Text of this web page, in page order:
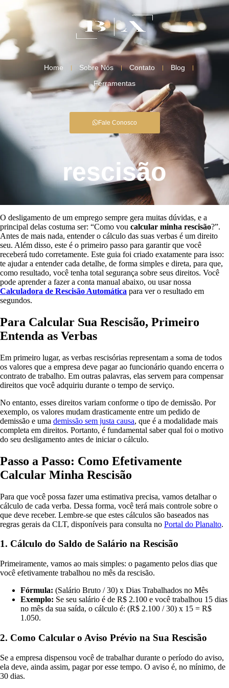
Home Sobre Nós Contato
Blog
Ferramentas
Fale Conosco
rescisão
O desligamento de um emprego sempre gera muitas dúvidas, e a
principal delas costuma ser: “Como vou calcular minha rescisão?”.
Antes de mais nada, entender o cálculo das suas verbas é um direito
seu. Além disso, este é o primeiro passo para garantir que você
receberá tudo corretamente. Este guia foi criado exatamente para isso:
te ajudar a entender cada detalhe, de forma simples e direta, para que,
como resultado, você tenha total segurança sobre seus direitos. Você
pode aprender a fazer a conta manual abaixo, ou usar nossa
Calculadora de Rescisão Automática para ver o resultado em
segundos.
Para Calcular Sua Rescisão, Primeiro
Entenda as Verbas
Em primeiro lugar, as verbas rescisórias representam a soma de todos
os valores que a empresa deve pagar ao funcionário quando encerra o
contrato de trabalho. Em outras palavras, elas servem para compensar
direitos que você adquiriu durante o tempo de serviço.
No entanto, esses direitos variam conforme o tipo de demissão. Por
exemplo, os valores mudam drasticamente entre um pedido de
demissão e uma demissão sem justa causa, que é a modalidade mais
completa em direitos. Portanto, é fundamental saber qual foi o motivo
do seu desligamento antes de iniciar o cálculo.
Passo a Passo: Como Efetivamente
Calcular Minha Rescisão
Para que você possa fazer uma estimativa precisa, vamos detalhar o
cálculo de cada verba. Dessa forma, você terá mais controle sobre o
que deve receber. Lembre-se que estes cálculos são baseados nas
regras gerais da CLT, disponíveis para consulta no Portal do Planalto.
1. Cálculo do Saldo de Salário na Rescisão
Primeiramente, vamos ao mais simples: o pagamento pelos dias que
você efetivamente trabalhou no mês da rescisão.
Fórmula: (Salário Bruto / 30) x Dias Trabalhados no Mês
Exemplo: Se seu salário é de R$ 2.100 e você trabalhou 15 dias
no mês da sua saída, o cálculo é: (R$ 2.100 / 30) x 15 = R$
1.050.
2. Como Calcular o Aviso Prévio na Sua Rescisão
Se a empresa dispensou você de trabalhar durante o período do aviso,
ela deve, ainda assim, pagar por esse tempo. O aviso é, no mínimo, de
30 dias.